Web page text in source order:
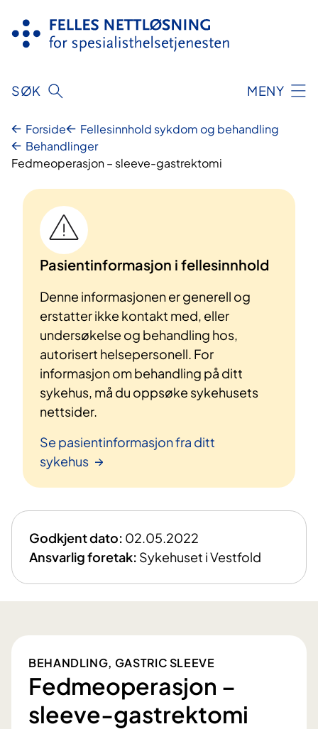
innhold
SØK MENY
Forside
Fellesinnhold sykdom og behandling
Behandlinger
Fedmeoperasjon – sleeve-gastrektomi
Pasientinformasjon i fellesinnhold
Denne informasjonen er generell og
erstatter ikke kontakt med, eller
undersøkelse og behandling hos,
autorisert helsepersonell. For
informasjon om behandling på ditt
sykehus, må du oppsøke sykehusets
nettsider.
Se pasientinformasjon fra ditt
sykehus
Godkjent dato: 02.05.2022
Ansvarlig foretak: Sykehuset i Vestfold
BEHANDLING, GASTRIC SLEEVE
Fedmeoperasjon –
sleeve-gastrektomi